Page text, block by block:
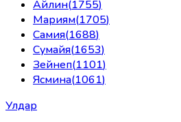
Айлин(1755)
Мариям(1705)
Самия(1688)
Сумайя(1653)
Зейнеп(1101)
Ясмина(1061)
Улдар